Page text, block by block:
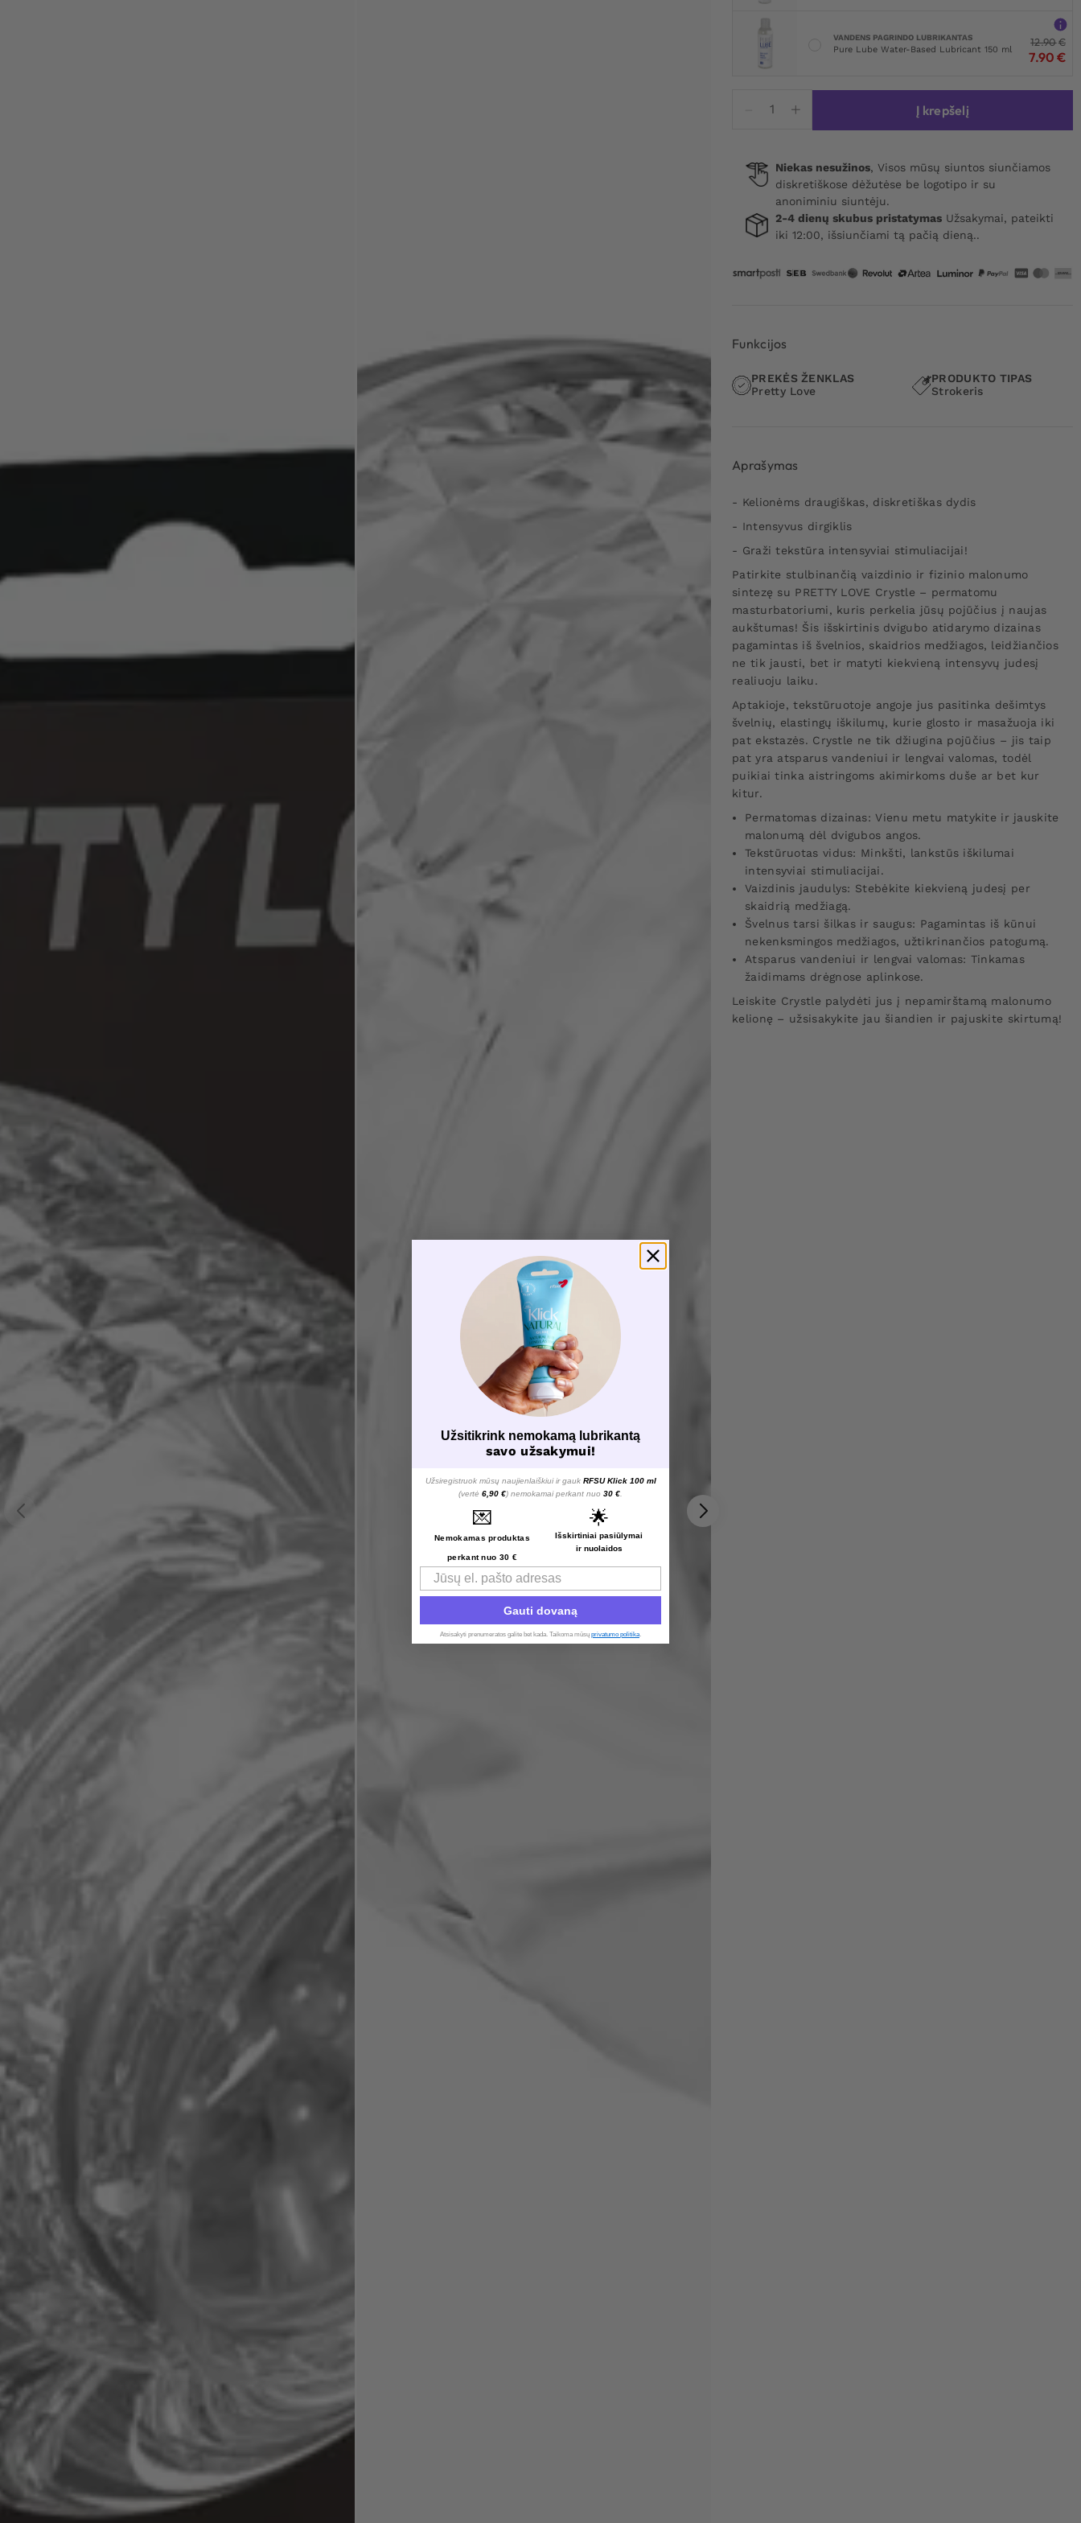
VANDENS PAGRINDO LUBRIKANTAS
Pure Lube Water-Based Lubricant 150 ml
12.90€
7.90 €
kiekis:
Stroker
Į krepšelį
Niekas nesužinos, Visos mūsų siuntos siunčiamos
diskretiškose dėžutėse be logotipo ir su
anoniminiu siuntėju.
2-4 dienų skubus pristatymas Užsakymai, pateikti
iki 12:00, išsiunčiami tą pačią dieną..
Funkcijos
PREKĖS ŽENKLAS
Pretty Love
PRODUKTO TIPAS
Strokeris
Aprašymas
- Kelionėms draugiškas, diskretiškas dydis
- Intensyvus dirgiklis
- Graži tekstūra intensyviai stimuliacijai!
Patirkite stulbinančią vaizdinio ir fizinio malonumo
sintezę su PRETTY LOVE Crystle – permatomu
masturbatoriumi, kuris perkelia jūsų pojūčius į naujas
aukštumas! Šis išskirtinis dvigubo atidarymo dizainas
pagamintas iš švelnios, skaidrios medžiagos, leidžiančios
ne tik jausti, bet ir matyti kiekvieną intensyvų judesį
realiuoju laiku.
Aptakioje, tekstūruotoje angoje jus pasitinka dešimtys
švelnių, elastingų iškilumų, kurie glosto ir masažuoja iki
pat ekstazės. Crystle ne tik džiugina pojūčius – jis taip
pat yra atsparus vandeniui ir lengvai valomas, todėl
puikiai tinka aistringoms akimirkoms duše ar bet kur
kitur.
Permatomas dizainas: Vienu metu matykite ir jauskite
malonumą dėl dvigubos angos.
Tekstūruotas vidus: Minkšti, lankstūs iškilumai
intensyviai stimuliacijai.
Vaizdinis jaudulys: Stebėkite kiekvieną judesį per
skaidrią medžiagą.
Švelnus tarsi šilkas ir saugus: Pagamintas iš kūnui
nekenksmingos medžiagos, užtikrinančios patogumą.
Atsparus vandeniui ir lengvai valomas: Tinkamas
žaidimams drėgnose aplinkose.
Leiskite Crystle palydėti jus į nepamirštamą malonumo
kelionę – užsisakykite jau šiandien ir pajuskite skirtumą!
Užsitikrink nemokamą lubrikantą
savo užsakymui!
Užsiregistruok mūsų naujienlaiškiui ir gauk RFSU Klick 100 ml
(vertė 6,90 €) nemokamai perkant nuo 30 €
💌
Nemokamas produktas
perkant nuo 30 €
🌟
Išskirtiniai pasiūlymai
ir nuolaidos
Email
Gauti dovaną
Atsisakyti prenumeratos galite bet kada. Taikoma mūsų privatumo politika.​